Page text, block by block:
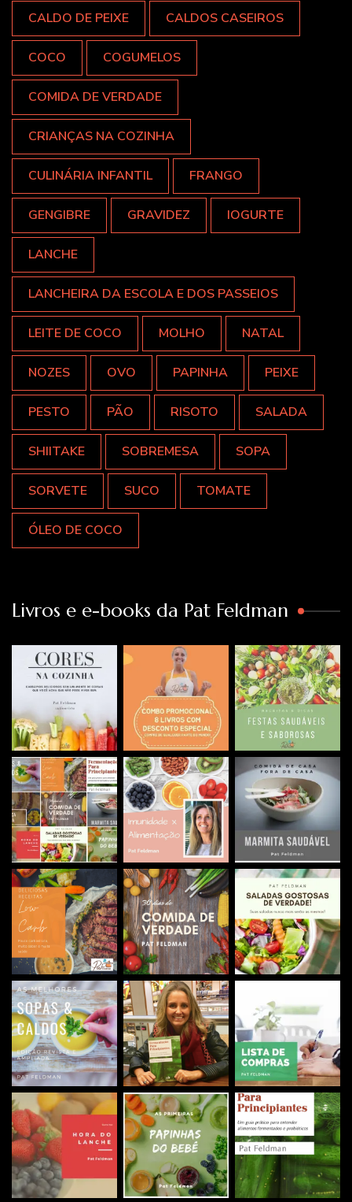
CALDO DE PEIXE CALDOS CASEIROS
COCO COGUMELOS
COMIDA DE VERDADE
CRIANÇAS NA COZINHA
CULINÁRIA INFANTIL FRANGO
GENGIBRE GRAVIDEZ IOGURTE
LANCHE
LANCHEIRA DA ESCOLA E DOS PASSEIOS
LEITE DE COCO MOLHO NATAL
NOZES OVO PAPINHA PEIXE
PESTO PÃO RISOTO SALADA
SHIITAKE SOBREMESA SOPA
SORVETE SUCO TOMATE
ÓLEO DE COCO
Livros e e-books da Pat Feldman